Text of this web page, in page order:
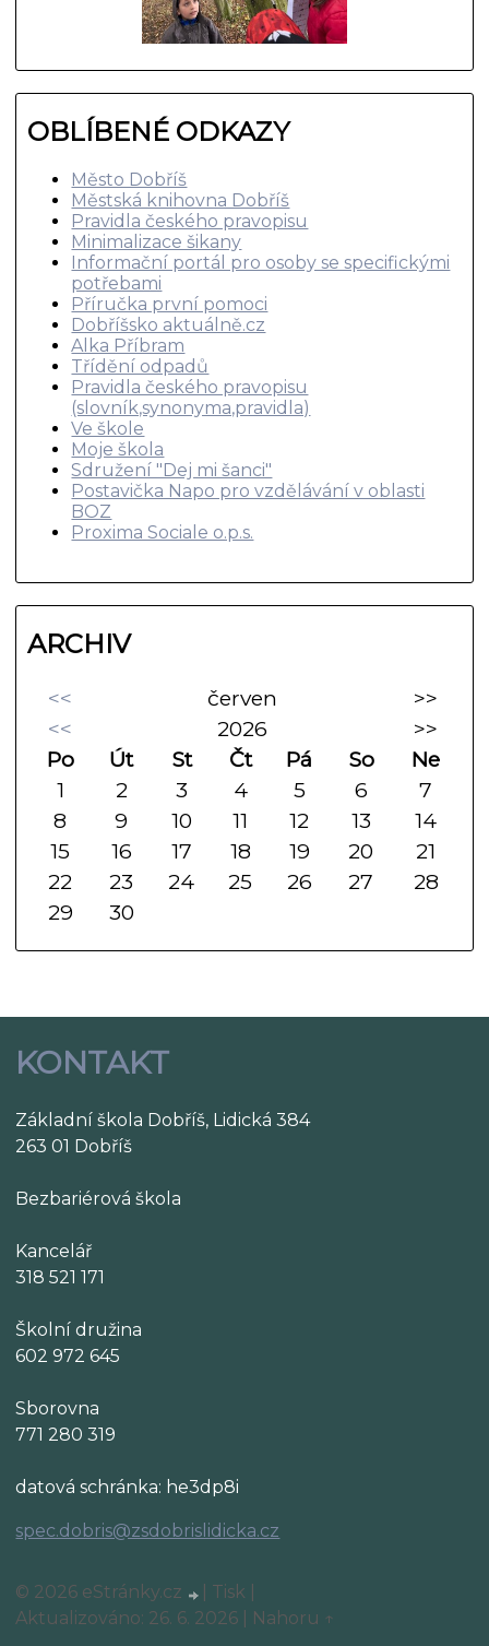
OBLÍBENÉ ODKAZY
Město Dobříš
Městská knihovna Dobříš
Pravidla českého pravopisu
Minimalizace šikany
Informační portál pro osoby se specifickými
potřebami
Příručka první pomoci
Dobříšsko aktuálně.cz
Alka Příbram
Třídění odpadů
Pravidla českého pravopisu
(slovník,synonyma,pravidla)
Ve škole
Moje škola
Sdružení "Dej mi šanci"
Postavička Napo pro vzdělávání v oblasti
BOZ
Proxima Sociale o.p.s.
ARCHIV
<< červen
>>
<<
2026
>>
Po
Út St Čt Pá So
Ne
1
2 3 4 5 6
7
8
9 10 11 12 13
14
15
16 17 18 19 20
21
22
23 24 25 26 27
28
29
30
KONTAKT
Základní škola Dobříš, Lidická 384
263 01 Dobříš
Bezbariérová škola
Kancelář
318 521 171
Školní družina
602 972 645
Sborovna
771 280 319
datová schránka: he3dp8i
spec.dobris@zsdobrislidicka.cz
© 2026 eStránky.cz Tisk
Aktualizováno: 26. 6. 2026
Nahoru ↑